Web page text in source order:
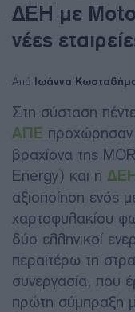
ΔΕΗ με
νέες
Από Ιωάννα
Στη σύσταση
ΑΠΕ
βραχίονα της
Energy) και η
αξιοποίηση ενός
χαρτοφυλακίου
δύο ελληνικοί
περαιτέρω τη
συνεργασία, που
πρώτη σύμπραξη